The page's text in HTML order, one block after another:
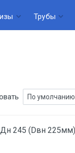
Трубы
245 (Dвн 225мм)